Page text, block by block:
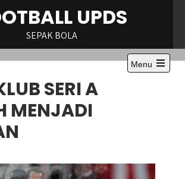
UPDS
SEPAK BOLA
Menu
Open
SERI A
MENJADI